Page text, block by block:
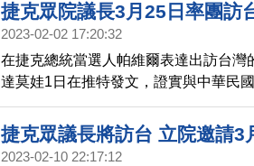
捷克眾院議長3月25日率團訪
2023-02-02 17:20:32
在捷克總統當選人帕維爾表達出訪台灣
達莫娃1日在推特發文，證實與中華民
議，針對她今年3月訪台行程進行討論
將會走訪台灣與南韓，並強調台灣是捷
要夥伴，希望能藉此行進一步提升雙方
捷克眾議長將訪台 立院邀請3
2023-02-10 22:17:12